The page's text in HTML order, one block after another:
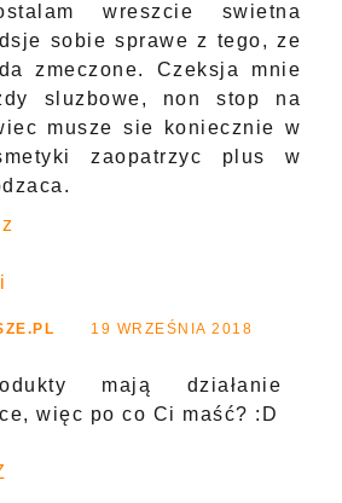
wreszcie swietna
sobie sprawe z tego, ze
zmeczone. Czeksja mnie
sluzbowe, non stop na
musze sie koniecznie w
zaopatrzyc plus w
19 WRZEŚNIA 2018
mają działanie
więc po co Ci maść? :D